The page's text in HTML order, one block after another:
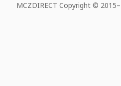
MCZDIRECT Copyright © 2015–